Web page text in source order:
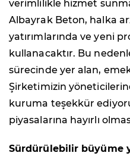
verimlilikle hizmet
Albayrak Beton, halka
yatırımlarında ve yeni
kullanacaktır. Bu
sürecinde yer alan,
Şirketimizin
kuruma teşekkür
piyasalarına hayırlı
Sürdürülebilir büyüme